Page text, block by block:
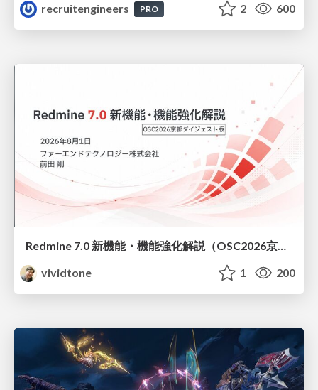
recruitengineers
PRO 2 600
Redmine 7.0 新機能・機能強化解説（OSC2026京都ダイジェスト版）
vividtone
1 200